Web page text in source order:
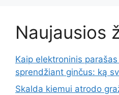
Naujausios
Kaip elektroninis
sprendžiant ginčus: ką
Skalda kiemui atrodo